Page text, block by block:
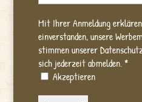
Mit Ihrer Anmeldung
einverstanden, unsere
stimmen unserer
sich jederzeit abmelden.*
Akzeptieren